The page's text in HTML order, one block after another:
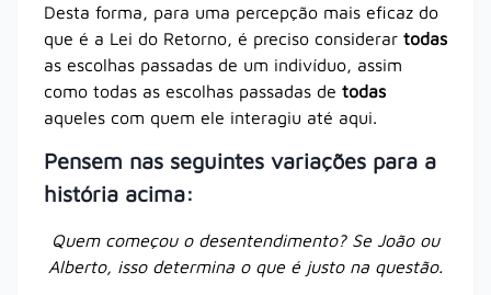
Desta forma, para uma percepção mais eficaz do
que é a Lei do Retorno, é preciso considerar todas
as escolhas passadas de um indivíduo, assim
como todas as escolhas passadas de todas
aqueles com quem ele interagiu até aqui.
Pensem nas seguintes variações para a
história acima:
Quem começou o desentendimento? Se João ou
Alberto, isso determina o que é justo na questão.